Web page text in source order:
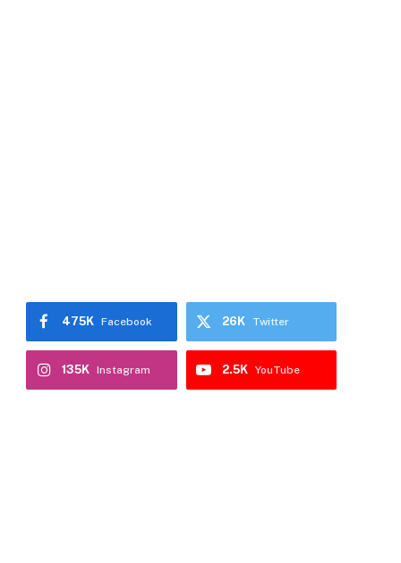
Facebook
475K Twitter
26K
Instagram
135K YouTube
2.5K